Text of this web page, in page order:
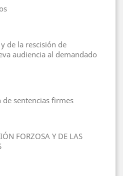
de la rescisión de
audiencia al demandado
sentencias firmes
FORZOSA Y DE LAS